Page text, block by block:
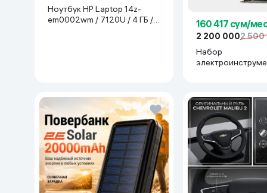
Ноутбук HP Laptop 14z-
em0002wm / 7120U / 4 ГБ /
160 417 сум/мес
2 200 0002 500
Набор